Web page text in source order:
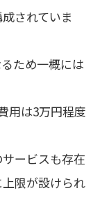
されていま
ため一概には
用は3万円程度
ービスも存在
限が設けられ